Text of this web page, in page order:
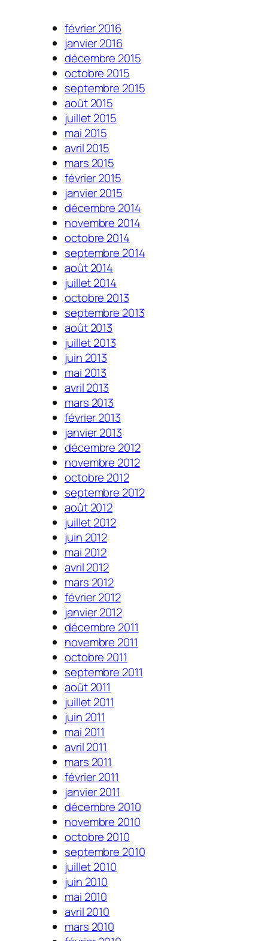
février 2016
janvier 2016
décembre 2015
octobre 2015
septembre 2015
août 2015
juillet 2015
mai 2015
avril 2015
mars 2015
février 2015
janvier 2015
décembre 2014
novembre 2014
octobre 2014
septembre 2014
août 2014
juillet 2014
octobre 2013
septembre 2013
août 2013
juillet 2013
juin 2013
mai 2013
avril 2013
mars 2013
février 2013
janvier 2013
décembre 2012
novembre 2012
octobre 2012
septembre 2012
août 2012
juillet 2012
juin 2012
mai 2012
avril 2012
mars 2012
février 2012
janvier 2012
décembre 2011
novembre 2011
octobre 2011
septembre 2011
août 2011
juillet 2011
juin 2011
mai 2011
avril 2011
mars 2011
février 2011
janvier 2011
décembre 2010
novembre 2010
octobre 2010
septembre 2010
juillet 2010
juin 2010
mai 2010
avril 2010
mars 2010